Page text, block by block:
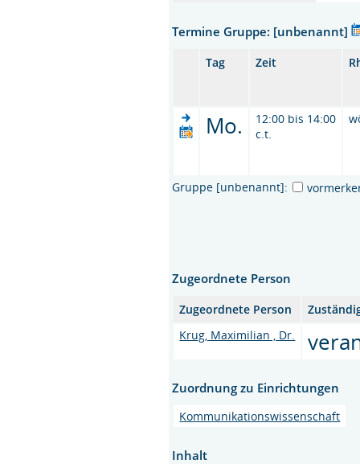
Termine Gruppe: [unbenannt]
Tag Zeit
Mo.
12:00 bis 14:00
c.t.
Gruppe [unbenannt]:
Zugeordnete Person
Zugeordnete Person
Krug, Maximilian , Dr.
Zuordnung zu Einrichtungen
Kommunikationswissenschaft
Inhalt